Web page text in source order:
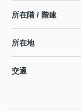
所在階 / 階建
所在地
交通